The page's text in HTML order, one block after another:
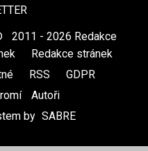
2011 - 2026 Redakce
Redakce stránek
RSS GDPR
Autoři
by SABRE